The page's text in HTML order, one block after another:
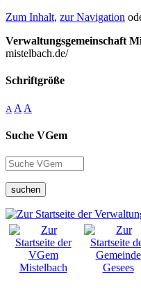
Zum Inhalt, zur Navigation
Verwaltungsgemeinschaft
mistelbach.de/
Schriftgröße
A A A
Suche VGem
suchen